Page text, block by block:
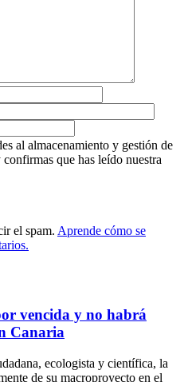
al almacenamiento y gestión de
que has leído nuestra
el spam. Aprende cómo se
vencida y no habrá
Canaria
ecologista y científica, la
de su macroproyecto en el